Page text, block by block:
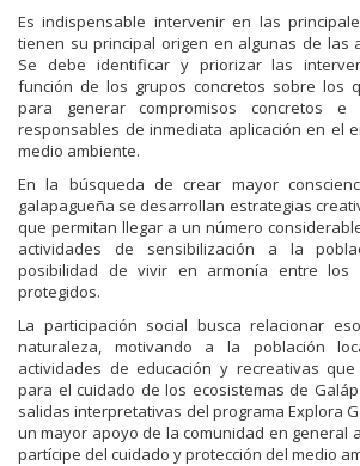
Es indispensable intervenir en las
tienen su principal origen en algunas de las
Se debe identificar y priorizar las
función de los grupos concretos sobre los
para generar compromisos concretos e
responsables de inmediata aplicación en el
medio ambiente.
En la búsqueda de crear mayor
galapagueña se desarrollan estrategias
que permitan llegar a un número
actividades de sensibilización a la
posibilidad de vivir en armonía entre los
protegidos.
La participación social busca relacionar
naturaleza, motivando a la población
actividades de educación y recreativas
para el cuidado de los ecosistemas de
salidas interpretativas del programa Explora
un mayor apoyo de la comunidad en general
partícipe del cuidado y protección del medio